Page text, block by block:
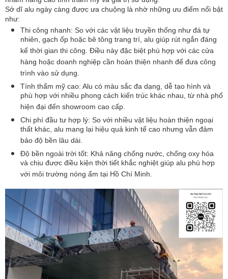
Sở dĩ alu ngày càng được ưa chuộng là nhờ những ưu điểm nổi bật
như:
Thi công nhanh: So với các vật liệu truyền thống như đá tự
nhiên, gạch ốp hoặc bê tông trang trí, alu giúp rút ngắn đáng
kể thời gian thi công. Điều này đặc biệt phù hợp với các cửa
hàng hoặc doanh nghiệp cần hoàn thiện nhanh để đưa công
trình vào sử dụng.
Tính thẩm mỹ cao: Alu có màu sắc đa dạng, dễ tạo hình và
phù hợp với nhiều phong cách kiến trúc khác nhau, từ nhà phố
hiện đại đến showroom cao cấp.
Chi phí đầu tư hợp lý: So với nhiều vật liệu hoàn thiện ngoại
thất khác, alu mang lại hiệu quả kinh tế cao nhưng vẫn đảm
bảo độ bền lâu dài.
Độ bền ngoài trời tốt: Khả năng chống nước, chống oxy hóa
và chịu được điều kiện thời tiết khắc nghiệt giúp alu phù hợp
với môi trường nóng ẩm tại Hồ Chí Minh.